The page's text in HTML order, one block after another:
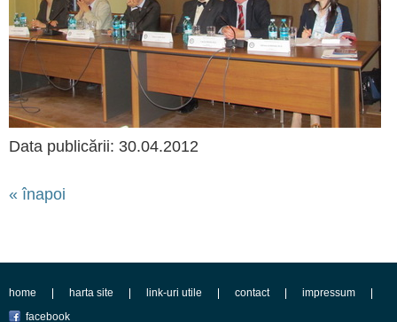
Data publicării: 30.04.2012
« înapoi
home harta site link-uri utile contact
impressum
facebook